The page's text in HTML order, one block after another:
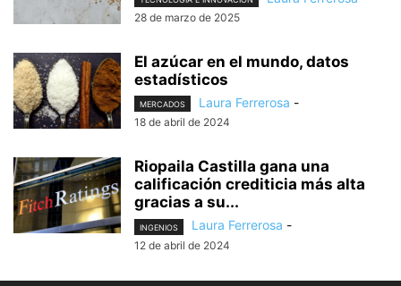
28 de marzo de 2025
El azúcar en el mundo, datos
estadísticos
MERCADOS Laura Ferrerosa -
18 de abril de 2024
Riopaila Castilla gana una
calificación crediticia más alta
gracias a su...
INGENIOS Laura Ferrerosa -
12 de abril de 2024